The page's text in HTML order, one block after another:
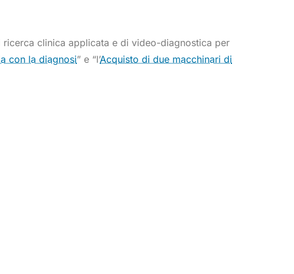
clinica applicata e di video-diagnostica per
con la diagnosi” e “l’Acquisto di due macchinari di